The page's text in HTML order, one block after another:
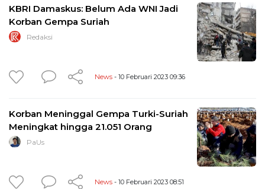
KBRI Damaskus: Belum Ada WNI Jadi
Korban Gempa Suriah
Redaksi
News - 10 Februari 2023 09:36
Korban Meninggal Gempa Turki-Suriah
Meningkat hingga 21.051 Orang
PaUs
News - 10 Februari 2023 08:51